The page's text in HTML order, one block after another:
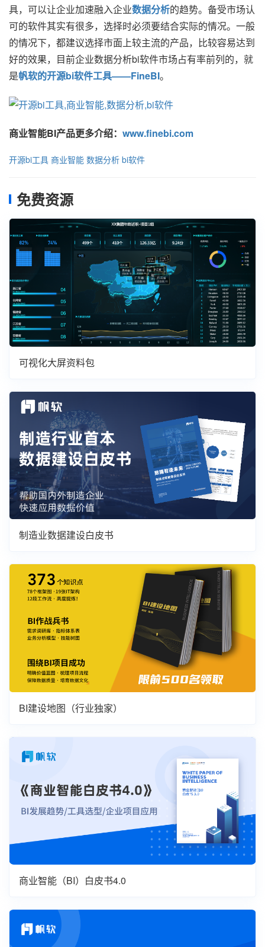
具，可以让企业加速融入企业数据分析的趋势。备受市场认
可的软件其实有很多，选择时必须要结合实际的情况。一般
的情况下，都建议选择市面上较主流的产品，比较容易达到
好的效果，目前企业数据分析bi软件市场占有率前列的，就
是帆软的开源bi软件工具——FineBI。
商业智能BI产品更多介绍： www.finebi.com
开源bi工具 商业智能 数据分析 bi软件
免费资源
可视化大屏资料包
制造业数据建设白皮书
BI建设地图（行业独家）
商业智能（BI）白皮书4.0